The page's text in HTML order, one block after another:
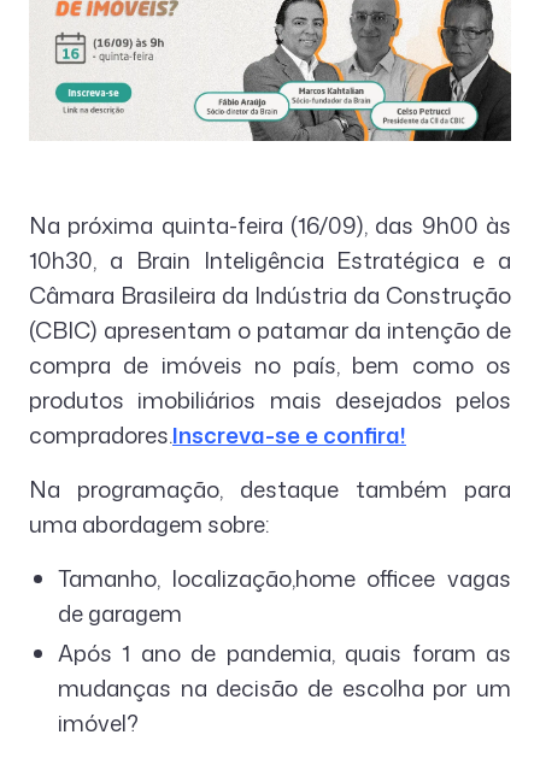
Na próxima quinta-feira (16/09), das 9h00 às
10h30, a Brain Inteligência Estratégica e a
Câmara Brasileira da Indústria da Construção
(CBIC) apresentam o patamar da intenção de
compra de imóveis no país, bem como os
produtos imobiliários mais desejados pelos
compradores.Inscreva-se e confira!
Na programação, destaque também para
uma abordagem sobre:
Tamanho, localização,home officee vagas
de garagem
Após 1 ano de pandemia, quais foram as
mudanças na decisão de escolha por um
imóvel?